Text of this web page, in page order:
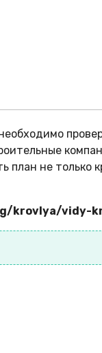
план не только
krovlya/vidy-